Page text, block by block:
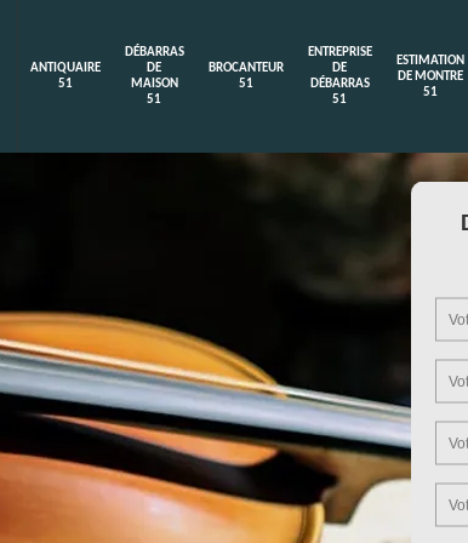
ANTIQUAIRE
51
DÉBARRAS
DE
MAISON
51
BROCANTEUR
51
ENTREPRISE
DE
DÉBARRAS
51
ESTIMATION
DE MONTRE
51